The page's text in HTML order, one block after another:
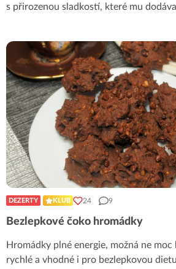
s přirozenou sladkostí, které mu
DEZERTY KLUB 24 9
Bezlepkové čoko hromádky
Hromádky plné energie, možná ne moc
rychlé a vhodné i pro bezlepkovou